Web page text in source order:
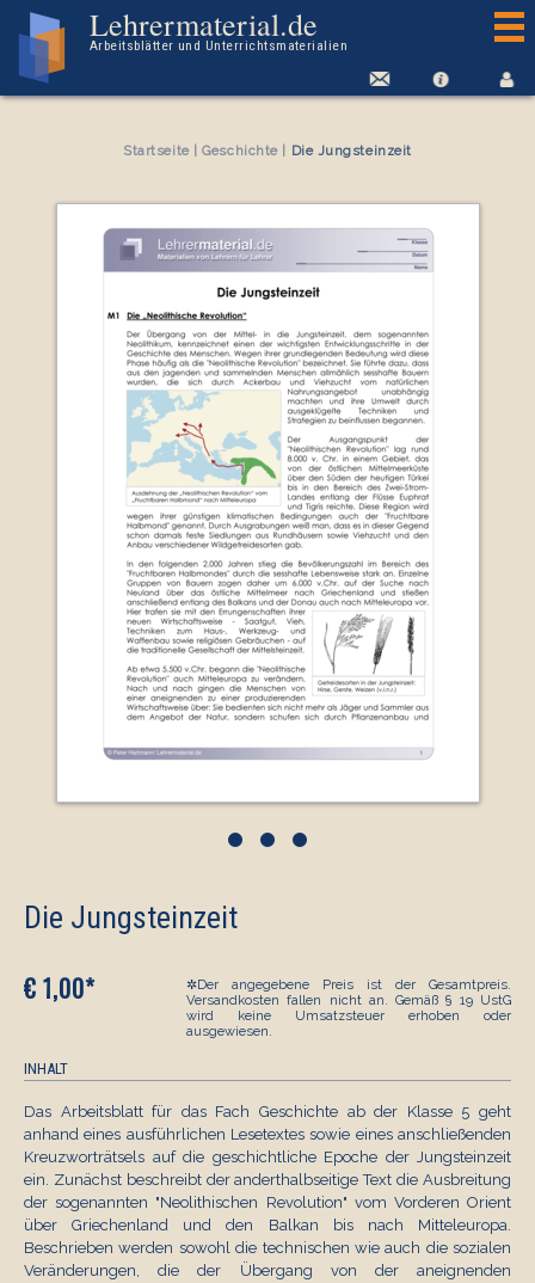
Lehrermaterial.de
Arbeitsblätter und Unterrichtsmaterialien
Startseite|Geschichte| Die Jungsteinzeit
•••
Die Jungsteinzeit
€ 1,00*
✲Der angegebene Preis ist der Gesamtpreis.
Versandkosten fallen nicht an. Gemäß § 19 UstG
wird keine Umsatzsteuer erhoben oder
ausgewiesen.
INHALT
Das Arbeitsblatt für das Fach Geschichte ab der Klasse 5 geht
anhand eines ausführlichen Lesetextes sowie eines anschließenden
Kreuzworträtsels auf die geschichtliche Epoche der Jungsteinzeit
ein. Zunächst beschreibt der anderthalbseitige Text die Ausbreitung
der sogenannten "Neolithischen Revolution" vom Vorderen Orient
über Griechenland und den Balkan bis nach Mitteleuropa.
Beschrieben werden sowohl die technischen wie auch die sozialen
Veränderungen, die der Übergang von der aneignenden